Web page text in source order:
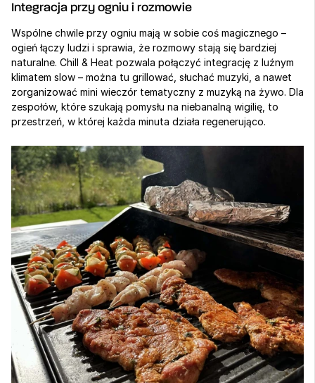
Integracja przy ogniu i rozmowie
Wspólne chwile przy ogniu mają w sobie coś magicznego –
ogień łączy ludzi i sprawia, że rozmowy stają się bardziej
naturalne. Chill & Heat pozwala połączyć integrację z luźnym
klimatem slow – można tu grillować, słuchać muzyki, a nawet
zorganizować mini wieczór tematyczny z muzyką na żywo. Dla
zespołów, które szukają pomysłu na niebanalną wigilię, to
przestrzeń, w której każda minuta działa regenerująco.